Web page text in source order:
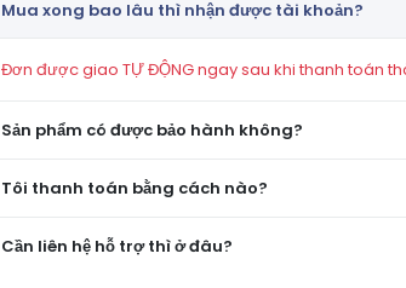
Mua xong bao lâu thì nhận được tài khoản?
Đơn được giao TỰ ĐỘNG ngay sau khi thanh toán
Sản phẩm có được bảo hành không?
Tôi thanh toán bằng cách nào?
Cần liên hệ hỗ trợ thì ở đâu?